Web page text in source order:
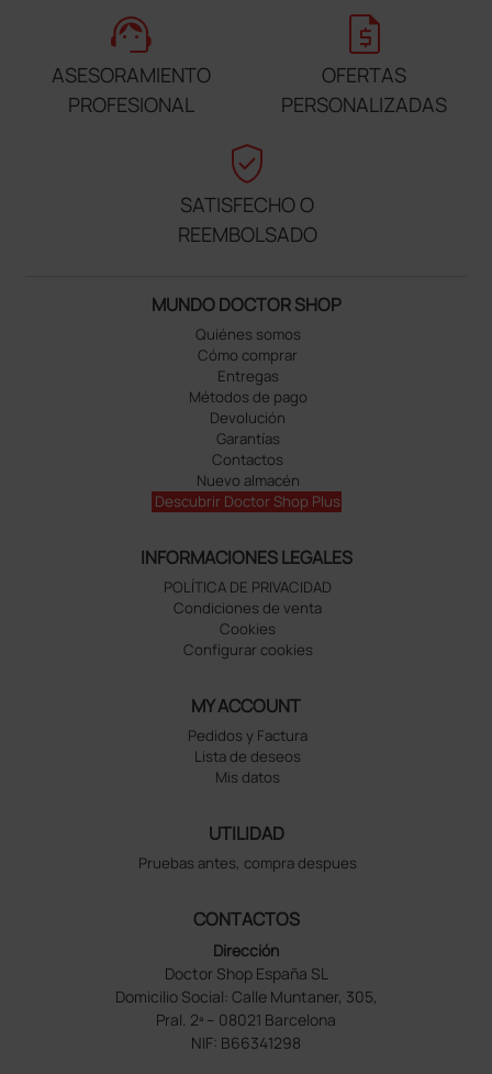
support_agent
ASESORAMIENTO
PROFESIONAL
request_quote
OFERTAS
PERSONALIZADAS
verified_user
SATISFECHO O
REEMBOLSADO
MUNDO DOCTOR SHOP
Quiénes somos
Cómo comprar
Entregas
Métodos de pago
Devolución
Garantías
Contactos
Nuevo almacén
Descubrir Doctor Shop Plus
INFORMACIONES LEGALES
POLÍTICA DE PRIVACIDAD
Condiciones de venta
Cookies
Configurar cookies
MY ACCOUNT
Pedidos y Factura
Lista de deseos
Mis datos
UTILIDAD
Pruebas antes, compra despues
CONTACTOS
Dirección
Doctor Shop España SL
Domicilio Social: Calle Muntaner, 305,
Pral. 2ª – 08021 Barcelona
NIF: B66341298